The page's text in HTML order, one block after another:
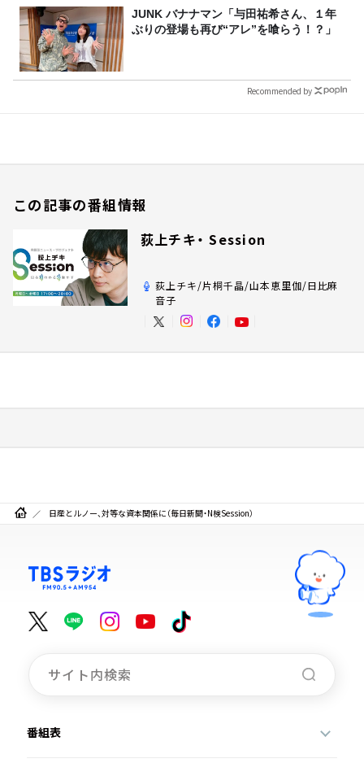
JUNK バナナマン「与田祐希さん、１年
ぶりの登場も再び“アレ”を喰らう！？」
Recommended by
この記事の番組情報
荻上チキ・ Session
荻上チキ/片桐千晶/山本恵里伽/日比麻
音子
日産とルノー、対等な資本関係に（毎日新聞・N検Session）
番組表